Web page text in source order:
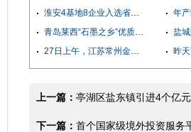
上一篇： 亭湖区盐东镇引进4个亿
下一篇： 首个国家级境外投资服务